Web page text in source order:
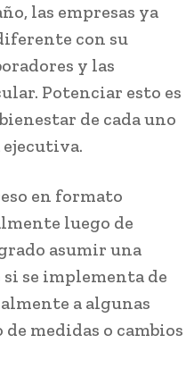
las empresas ya
con su
y las
Potenciar esto es
de cada uno
ejecutiva.
en formato
luego de
asumir una
se implementa de
a algunas
medidas o cambios